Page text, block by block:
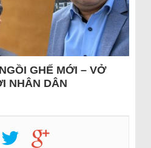
GHẾ MỚI – VỞ
NHÂN DÂN